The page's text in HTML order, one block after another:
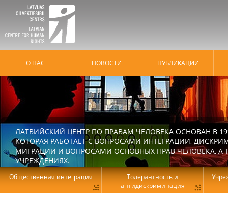
О НАС HОВОСТИ ПУБЛИКАЦИИ
ЛАТВИЙСКИЙ ЦЕНТР ПО ПРАВАМ ЧЕЛОВЕКА ОСНОВАН В
КОТОРАЯ РАБОТАЕТ С ВОПРОСАМИ ИНТЕГРАЦИИ,
МИГРАЦИИ И ВОПРОСАМИ ОСНОВНЫХ ПРАВ ЧЕЛОВЕКА, А
УЧРЕЖДЕНИЯХ.
Общественная интеграция
Толерантность и
антидискриминация